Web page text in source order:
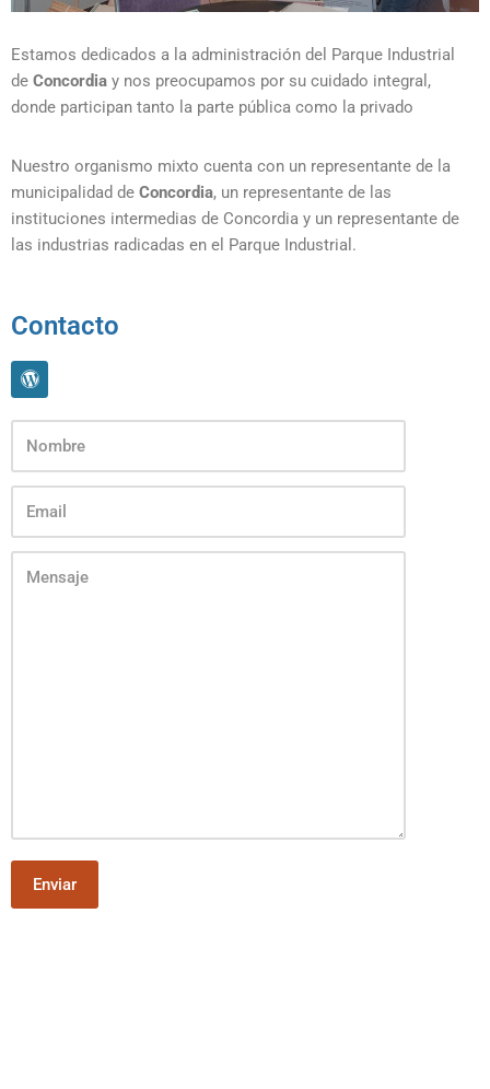
Estamos dedicados a la administración del Parque Industrial
de Concordia y nos preocupamos por su cuidado integral,
donde participan tanto la parte pública como la privado
Nuestro organismo mixto cuenta con un representante de la
municipalidad de Concordia, un representante de las
instituciones intermedias de Concordia y un representante de
las industrias radicadas en el Parque Industrial.
Contacto